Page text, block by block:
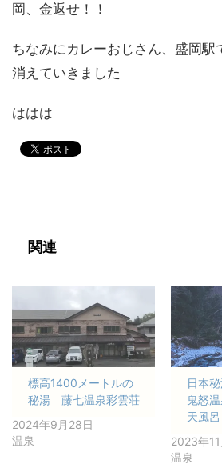
岡、金返せ！！
ちなみにカレーおじさん、盛岡駅
消えていきました
ははは
関連
標高1400メートルの
秘湯 藤七温泉彩雲荘
2024年9月28日
温泉
日本
鬼怒
天風呂
2023年
温泉